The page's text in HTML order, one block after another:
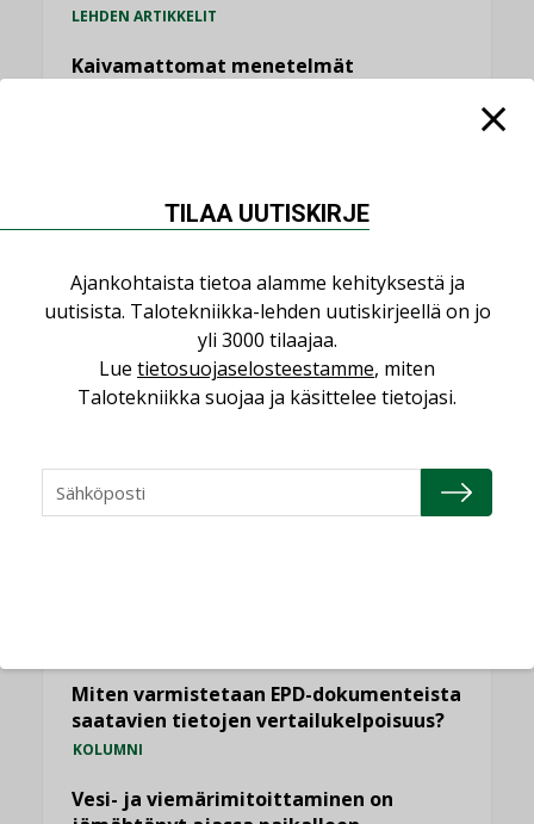
LEHDEN ARTIKKELIT
Kaivamattomat menetelmät
NÄKÖKULMIA
Puheista tekoihin – uusin teknologia
Sähköistäminen säästää euroja
Miten varmistetaan EPD-dokumenteista
saatavien tietojen vertailukelpoisuus?
KOLUMNI
Vesi- ja viemärimitoittaminen on
TILAA UUTISKIRJE
Ajankohtaista tietoa alamme kehityksestä ja
uutisista. Talotekniikka-lehden uutiskirjeellä on jo
yli 3000 tilaajaa.
Lue tietosuojaselosteestamme, miten
Talotekniikka suojaa ja käsittelee tietojasi.